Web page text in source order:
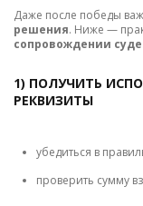
Даже после победы
решения. Ниже —
сопровождении
1) ПОЛУЧИТЬ
РЕКВИЗИТЫ
убедиться в
проверить сумму